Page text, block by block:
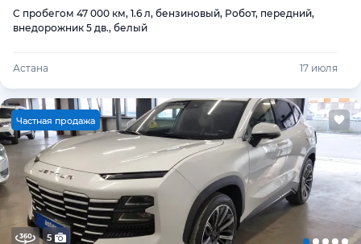
С пробегом 47 000 км, 1.6 л, бензиновый, Робот, передний,
внедорожник 5 дв., белый
Астана 17 июля
Частная продажа
5